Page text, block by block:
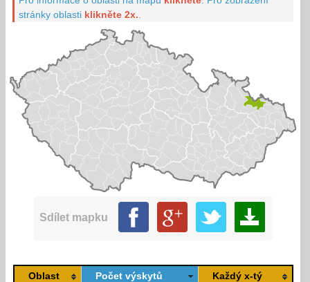
stránky oblasti klikněte 2x.
Sdílet mapku
Oblast Počet výskytů Každý x-tý